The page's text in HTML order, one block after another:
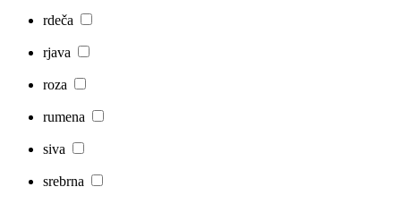
rdeča
rjava
roza
rumena
siva
srebrna